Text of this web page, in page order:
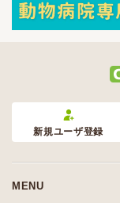
新規ユーザ登録
MENU